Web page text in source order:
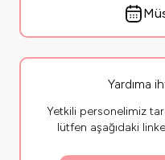
Yardıma
Yetkili personelimiz
lütfen aşağıdaki